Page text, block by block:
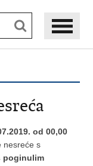
od 00,00
nesreće s
poginulim